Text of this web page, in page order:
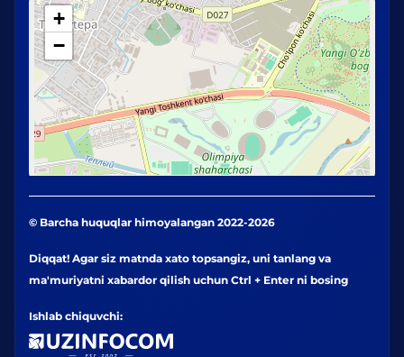
+
−
© Barcha huquqlar himoyalangan 2022-2026
Diqqat! Agar siz matnda xato topsangiz, uni tanlang va
ma'muriyatni xabardor qilish uchun Ctrl + Enter ni bosing
Ishlab chiquvchi: